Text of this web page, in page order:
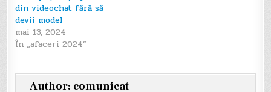
din videochat fără să
devii model
mai 13, 2024
În „afaceri 2024”
Author: comunicat